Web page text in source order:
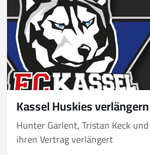
Kassel Huskies
Hunter Garlent, Tristan Keck
ihren Vertrag verlängert